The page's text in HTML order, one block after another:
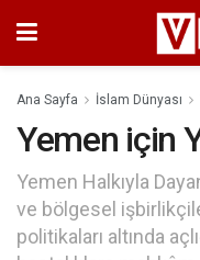
Ana Sayfa İslam Dünyası
Yemen için
Yemen Halkıyla
ve bölgesel
politikaları altında